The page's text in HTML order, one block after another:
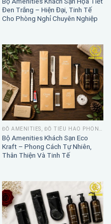
Đen Trắng – Hiện Đại, Tinh Tế
Cho Phòng Nghỉ Chuyên Nghiệp
Bộ Amenities Khách Sạn Eco
Kraft – Phong Cách Tự Nhiên,
Thân Thiện Và Tinh Tế